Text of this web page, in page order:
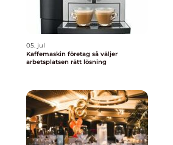
05. jul
Kaffemaskin företag så väljer
arbetsplatsen rätt lösning